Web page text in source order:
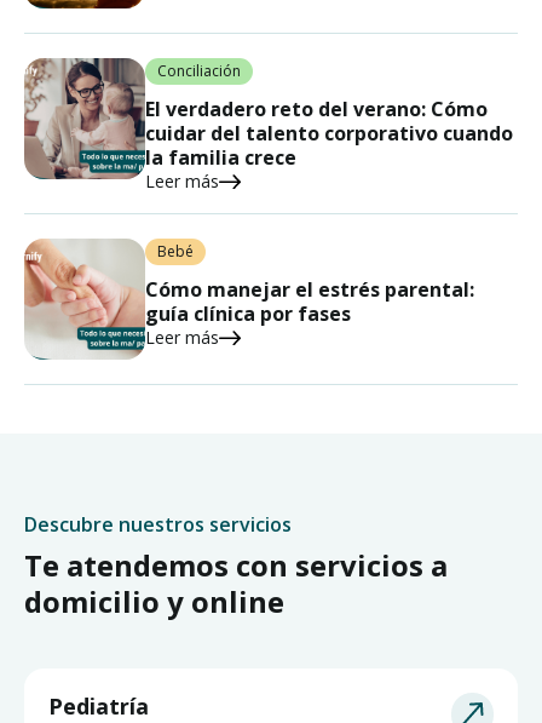
Conciliación
El verdadero reto del verano: Cómo
cuidar del talento corporativo cuando
la familia crece
Leer más
Bebé
Cómo manejar el estrés parental:
guía clínica por fases
Leer más
Descubre nuestros servicios
Te atendemos con servicios a
domicilio y online
Pediatría